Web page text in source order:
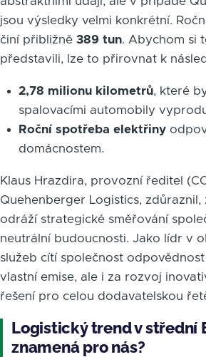
jsou výsledky velmi konkrétní.
činí přibližně 389 tun. Abychom si
představili, lze to přirovnat k
2,78 milionu kilometrů, které
spalovacími automobily
Roční spotřeba elektřiny
domácnostem.
Klaus Hrazdira, provozní ředitel
Quehenberger Logistics,
odráží strategické směřování
neutrální budoucnosti. Jako lídr v
služeb cítí společnost
vlastní emise, ale i za rozvoj
řešení pro celou dodavatelskou
Logistický trend v střední
znamená pro nás?